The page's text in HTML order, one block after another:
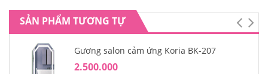
SẢN PHẨM TƯƠNG TỰ
Gương salon cảm ứng Koria BK-207
2.500.000